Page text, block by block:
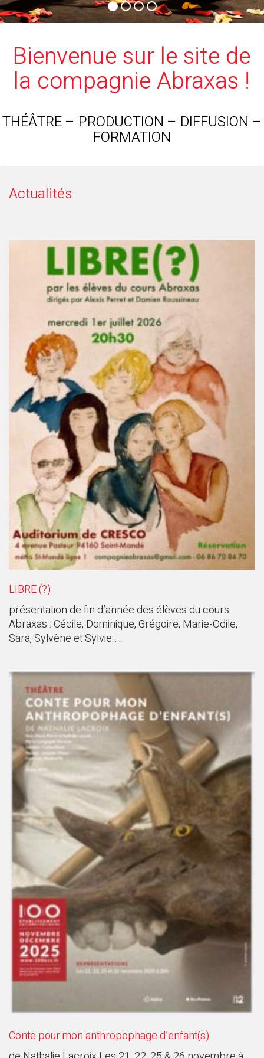
Bienvenue sur le site de
la compagnie Abraxas !
THÉÂTRE – PRODUCTION – DIFFUSION –
FORMATION
Actualités
LIBRE (?)
présentation de fin d’année des élèves du cours
Abraxas : Cécile, Dominique, Grégoire, Marie-Odile,
Sara, Sylvène et Sylvie.…
Conte pour mon anthropophage d’enfant(s)